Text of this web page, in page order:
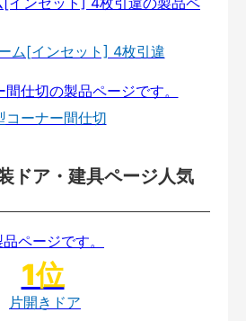
ム[インセット] 4枚引違
コーナー間仕切
ドア・建具ページ人気
片開きドア